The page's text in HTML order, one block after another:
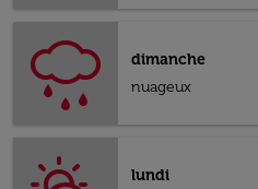
dimanche
nuageux
lundi